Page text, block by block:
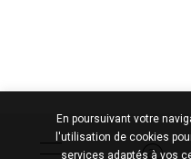
En poursuivant votre
l'utilisation de cookies
services adaptés à vos